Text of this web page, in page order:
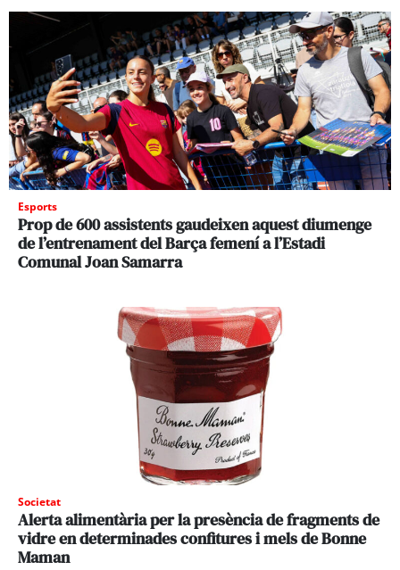
Esports
Prop de 600 assistents gaudeixen aquest diumenge
de l’entrenament del Barça femení a l’Estadi
Comunal Joan Samarra
Societat
Alerta alimentària per la presència de fragments de
vidre en determinades confitures i mels de Bonne
Maman